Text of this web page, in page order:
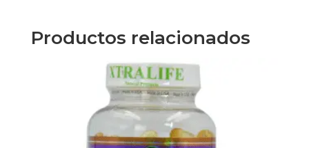
Productos relacionados